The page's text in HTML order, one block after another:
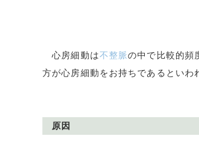
心房細動は不整脈の中で比較的頻
方が心房細動をお持ちであるといわ
原因